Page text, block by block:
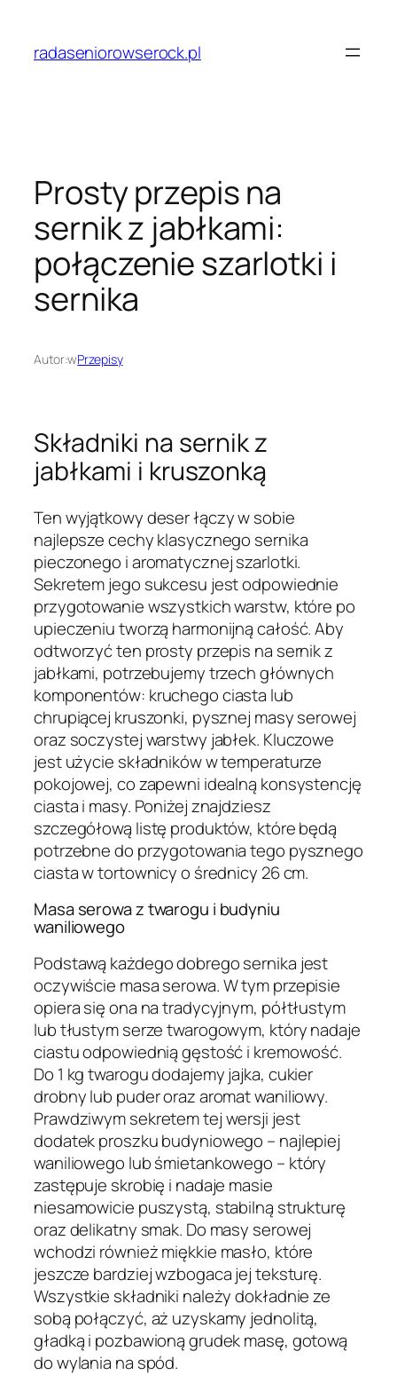
treściradaseniorowserock.pl
Prosty przepis na
sernik z jabłkami:
połączenie szarlotki i
sernika
Autor:wPrzepisy
Składniki na sernik z
jabłkami i kruszonką
Ten wyjątkowy deser łączy w sobie
najlepsze cechy klasycznego sernika
pieczonego i aromatycznej szarlotki.
Sekretem jego sukcesu jest odpowiednie
przygotowanie wszystkich warstw, które po
upieczeniu tworzą harmonijną całość. Aby
odtworzyć ten prosty przepis na sernik z
jabłkami, potrzebujemy trzech głównych
komponentów: kruchego ciasta lub
chrupiącej kruszonki, pysznej masy serowej
oraz soczystej warstwy jabłek. Kluczowe
jest użycie składników w temperaturze
pokojowej, co zapewni idealną konsystencję
ciasta i masy. Poniżej znajdziesz
szczegółową listę produktów, które będą
potrzebne do przygotowania tego pysznego
ciasta w tortownicy o średnicy 26 cm.
Masa serowa z twarogu i budyniu
waniliowego
Podstawą każdego dobrego sernika jest
oczywiście masa serowa. W tym przepisie
opiera się ona na tradycyjnym, półtłustym
lub tłustym serze twarogowym, który nadaje
ciastu odpowiednią gęstość i kremowość.
Do 1 kg twarogu dodajemy jajka, cukier
drobny lub puder oraz aromat waniliowy.
Prawdziwym sekretem tej wersji jest
dodatek proszku budyniowego – najlepiej
waniliowego lub śmietankowego – który
zastępuje skrobię i nadaje masie
niesamowicie puszystą, stabilną strukturę
oraz delikatny smak. Do masy serowej
wchodzi również miękkie masło, które
jeszcze bardziej wzbogaca jej teksturę.
Wszystkie składniki należy dokładnie ze
sobą połączyć, aż uzyskamy jednolitą,
gładką i pozbawioną grudek masę, gotową
do wylania na spód.